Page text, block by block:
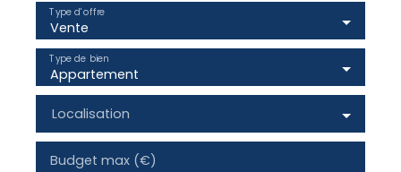
Vente
Type d'offre
Appartement
Type de bien
Localisation
Budget max (€)